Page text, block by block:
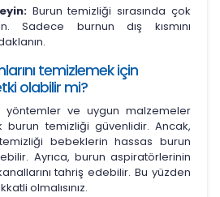
Burun temizliği sırasında çok
Sadece burnun dış kısmını
temizlemek için
olabilir mi?
ve uygun malzemeler
burun temizliği güvenlidir. Ancak,
bebeklerin hassas burun
Ayrıca, burun aspiratörlerinin
tahriş edebilir. Bu yüzden
olmalısınız.